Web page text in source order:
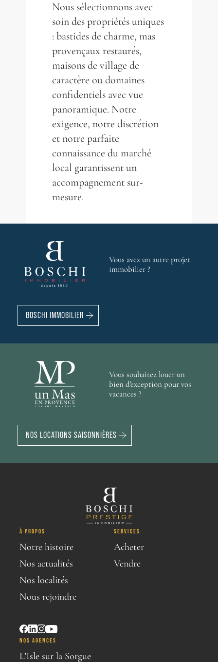
Nous sélectionnons avec
soin des propriétés uniques
: bastides de charme, mas
provençaux restaurés,
maisons de village de
caractère ou domaines
confidentiels avec vue
panoramique. Notre
exigence, notre discrétion
et notre parfaite
connaissance du marché
local garantissent un
accompagnement sur-
mesure.
Vous avez un autre projet
immobilier ?
BOSCHI IMMOBILIER
Vous souhaitez louer un
bien d'exception pour vos
vacances ?
NOS LOCATIONS SAISONNIÈRES
À PROPOS
Notre histoire
Nos actualités
Nos localités
Nous rejoindre
SERVICES
Acheter
Vendre
NOS AGENCES
L’Isle sur la Sorgue